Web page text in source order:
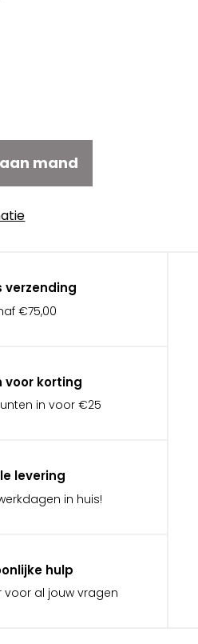
mand
verzending
€75,00
voor korting
in voor €25
levering
in huis!
hulp
voor al jouw vragen